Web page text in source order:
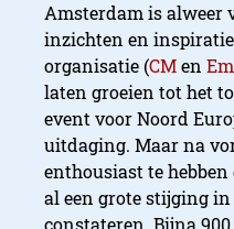
Amsterdam is alweer
inzichten en
organisatie (CMen
laten groeien tot het
event voor Noord
uitdaging. Maar na
enthousiast te
al een grote stijging
constateren. Bijna 900